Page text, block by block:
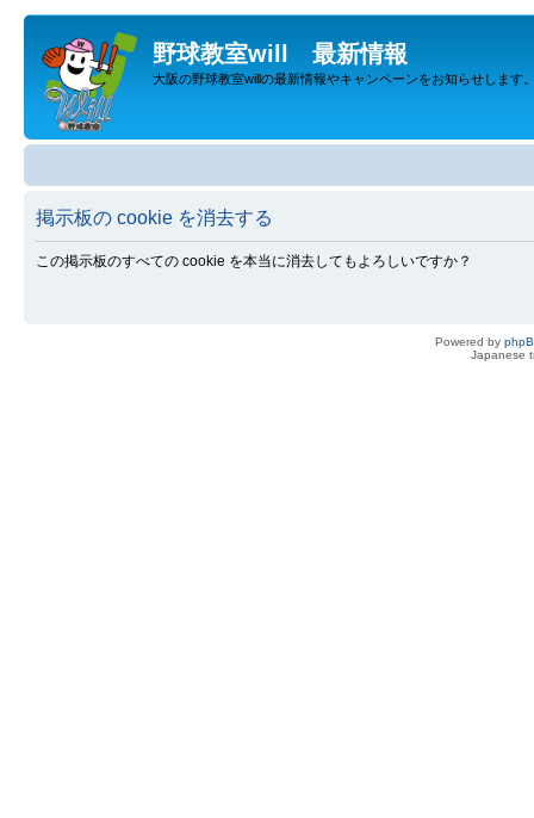
野球教室will 最新情報
大阪の野球教室willの最新情報やキャンペーンをお知らせします
掲示板の cookie を消去する
この掲示板のすべての cookie を本当に消去してもよろしいですか？
Powered by
Japanese